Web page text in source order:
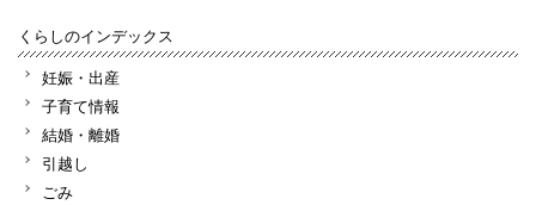
くらしのインデックス
妊娠・出産
子育て情報
結婚・離婚
引越し
ごみ